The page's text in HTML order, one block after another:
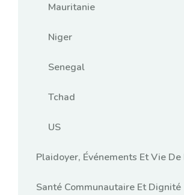
Mauritanie
Niger
Senegal
Tchad
US
Plaidoyer, Événements Et Vie De
Santé Communautaire Et Dignité